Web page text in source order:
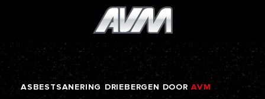
ASBESTSANERING DRIEBERGEN DOOR AVM